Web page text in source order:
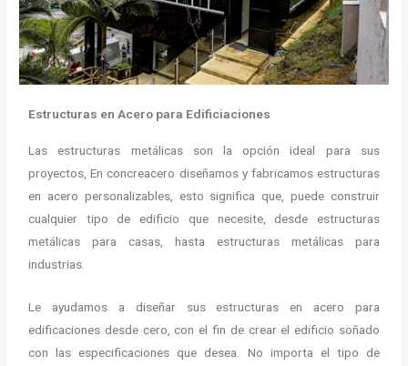
Estructuras en Acero para Edificiaciones
Las estructuras metálicas son la opción ideal para sus
proyectos, En concreacero diseñamos y fabricamos estructuras
en acero personalizables, esto significa que, puede construir
cualquier tipo de edificio que necesite, desde estructuras
metálicas para casas, hasta estructuras metálicas para
industrias.
Le ayudamos a diseñar sus estructuras en acero para
edificaciones desde cero, con el fin de crear el edificio soñado
con las especificaciones que desea. No importa el tipo de